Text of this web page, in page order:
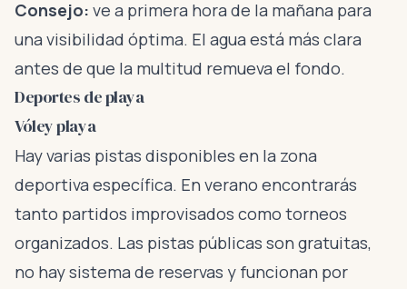
Consejo: ve a primera hora de la mañana para
una visibilidad óptima. El agua está más clara
antes de que la multitud remueva el fondo.
Deportes de playa
Vóley playa
Hay varias pistas disponibles en la zona
deportiva específica. En verano encontrarás
tanto partidos improvisados como torneos
organizados. Las pistas públicas son gratuitas,
no hay sistema de reservas y funcionan por